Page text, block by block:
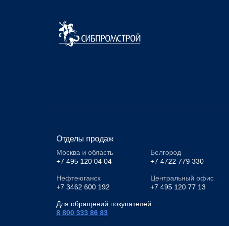
Отделы продаж
Москва и область
+7 495 120 04 04
Белгород
+7 4722 779 330
Нефтеюганск
+7 3462 600 192
Центральный офис
+7 495 120 77 13
Для обращений покупателей
8 800 333 86 83